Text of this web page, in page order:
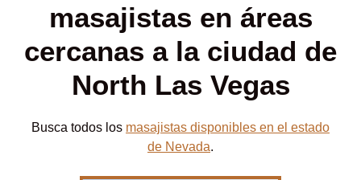
masajistas en áreas
cercanas a la ciudad de
North Las Vegas
Busca todos los masajistas disponibles en el estado
de Nevada.